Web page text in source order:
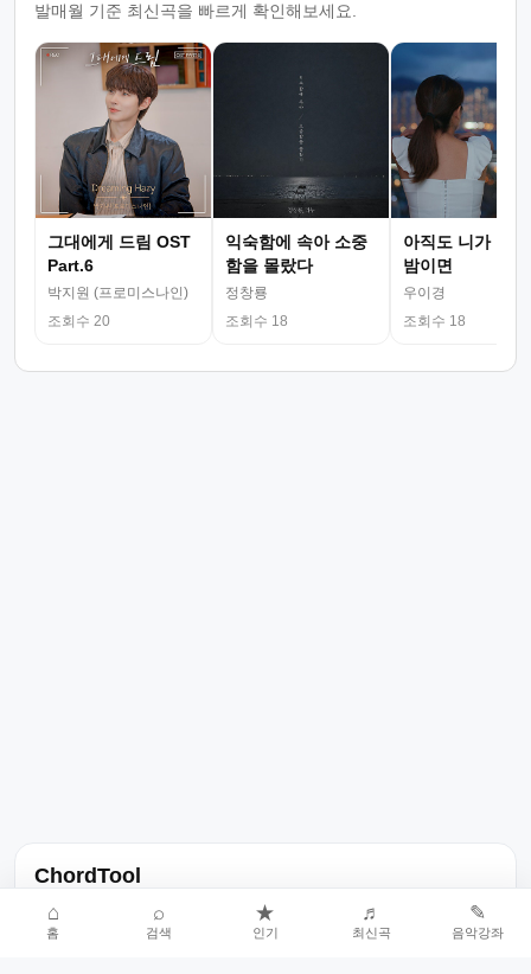
발매월 기준 최신곡을 빠르게 확인해보세요.
그대에게 드림 OST
Part.6
박지원 (프로미스나인)
조회수 20
익숙함에 속아 소중
함을 몰랐다
정창룡
조회수 18
아직도 니가 그
밤이면
우이경
조회수 18
ChordTool
노래 가사, 곡 정보, 코드, 악보를 한곳에서 찾을 수 있는 음악 정보
서비스입니다.
⌂
홈
⌕
검색
★
인기
♬
최신곡
✎
음악강좌